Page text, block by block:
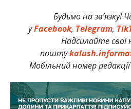
Будьмо на зв’язку!
уFacebook, Telegram,
Надсилайте свої
пошту
Мобільний номер